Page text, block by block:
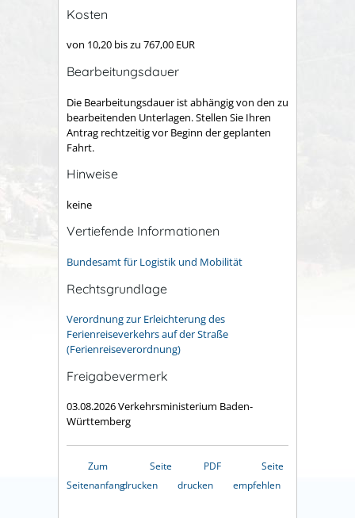
Kosten
von 10,20 bis zu 767,00 EUR
Bearbeitungsdauer
Die Bearbeitungsdauer ist abhängig von den zu
bearbeitenden Unterlagen. Stellen Sie Ihren
Antrag rechtzeitig vor Beginn der geplanten
Fahrt.
Hinweise
keine
Vertiefende Informationen
Bundesamt für Logistik und Mobilität
Rechtsgrundlage
Verordnung zur Erleichterung des
Ferienreiseverkehrs auf der Straße
(Ferienreiseverordnung)
Freigabevermerk
03.08.2026 Verkehrsministerium Baden-
Württemberg
Zum
Seitenanfang
Seite
drucken
PDF
drucken
Seite
empfehlen